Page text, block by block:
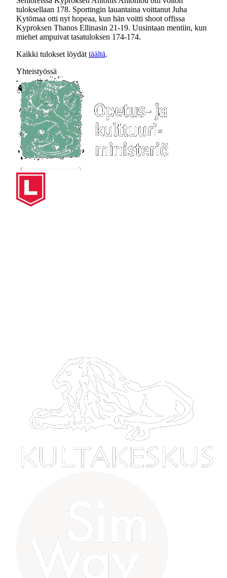
tuloksellaan 178. Sportingin lauantaina voittanut Juha
Kytömaa otti nyt hopeaa, kun hän voitti shoot offissa
Kyproksen Thanos Ellinasin 21-19. Uusintaan mentiin, kun
miehet ampuivat tasatuloksen 174-174.
Kaikki tulokset löydät täältä.
Yhteistyössä